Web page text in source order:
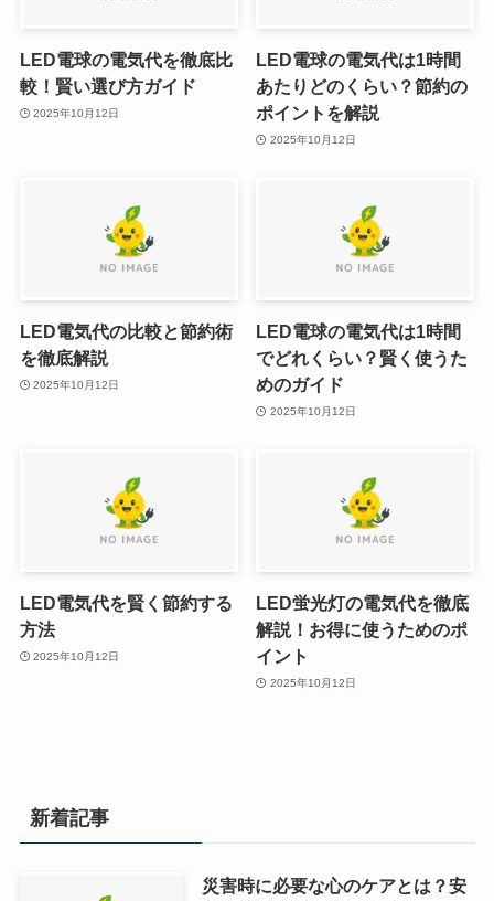
LED電球の電気代を徹底比
較！賢い選び方ガイド
2025年10月12日
LED電球の電気代は1時間
あたりどのくらい？節約の
ポイントを解説
2025年10月12日
LED電気代の比較と節約術
を徹底解説
2025年10月12日
LED電球の電気代は1時間
でどれくらい？賢く使うた
めのガイド
2025年10月12日
LED電気代を賢く節約する
方法
2025年10月12日
LED蛍光灯の電気代を徹底
解説！お得に使うためのポ
イント
2025年10月12日
新着記事
災害時に必要な心のケアとは？安